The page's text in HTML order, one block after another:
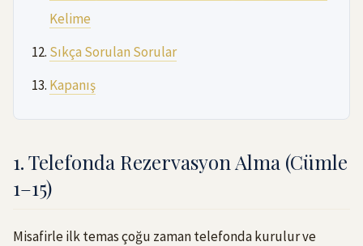
Kelime
Sıkça Sorulan Sorular
Kapanış
1. Telefonda Rezervasyon Alma (Cümle
1–15)
Misafirle ilk temas çoğu zaman telefonda kurulur ve